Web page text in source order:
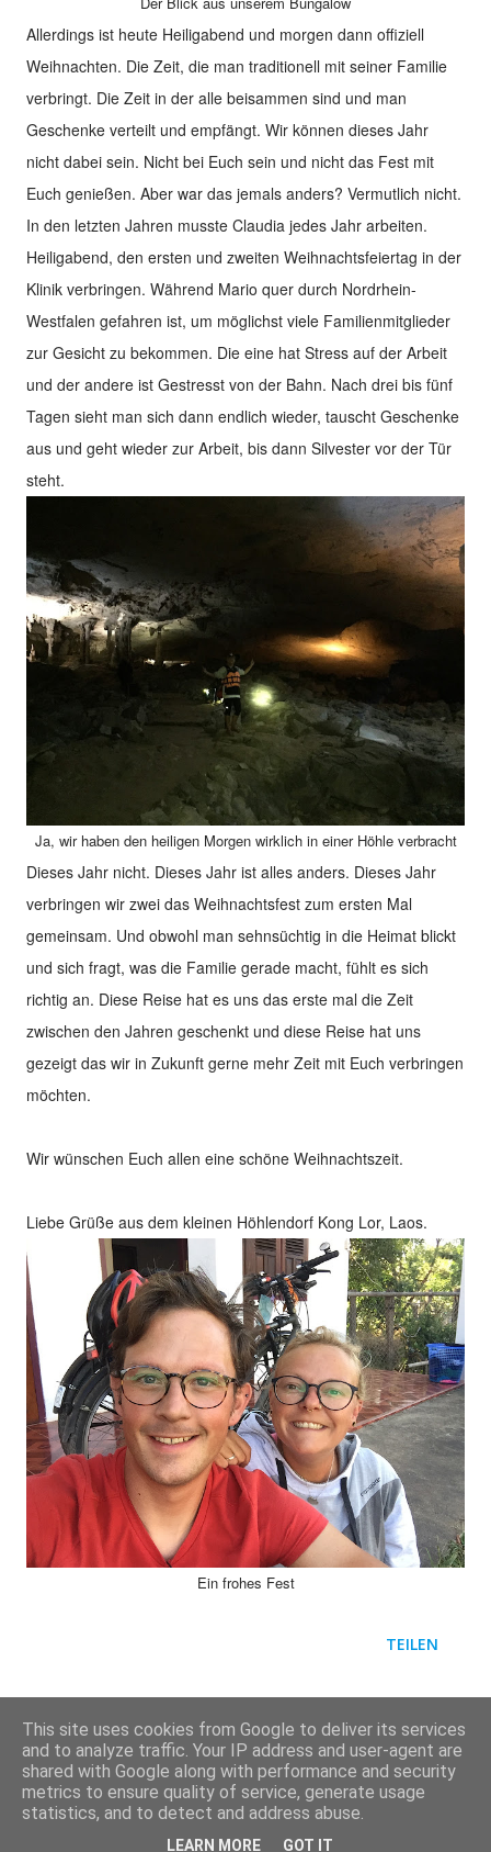
Allerdings ist heute Heiligabend und morgen dann offiziell
Weihnachten. Die Zeit, die man traditionell mit seiner Familie
verbringt. Die Zeit in der alle beisammen sind und man
Geschenke verteilt und empfängt. Wir können dieses Jahr
nicht dabei sein. Nicht bei Euch sein und nicht das Fest mit
Euch genießen. Aber war das jemals anders? Vermutlich nicht.
In den letzten Jahren musste Claudia jedes Jahr arbeiten.
Heiligabend, den ersten und zweiten Weihnachtsfeiertag in der
Klinik verbringen. Während Mario quer durch Nordrhein-
Westfalen gefahren ist, um möglichst viele Familienmitglieder
zur Gesicht zu bekommen. Die eine hat Stress auf der Arbeit
und der andere ist Gestresst von der Bahn. Nach drei bis fünf
Tagen sieht man sich dann endlich wieder, tauscht Geschenke
aus und geht wieder zur Arbeit, bis dann Silvester vor der Tür
steht.
Ja, wir haben den heiligen Morgen wirklich in einer Höhle verbracht
Dieses Jahr nicht. Dieses Jahr ist alles anders. Dieses Jahr
verbringen wir zwei das Weihnachtsfest zum ersten Mal
gemeinsam. Und obwohl man sehnsüchtig in die Heimat blickt
und sich fragt, was die Familie gerade macht, fühlt es sich
richtig an. Diese Reise hat es uns das erste mal die Zeit
zwischen den Jahren geschenkt und diese Reise hat uns
gezeigt das wir in Zukunft gerne mehr Zeit mit Euch verbringen
möchten.
Wir wünschen Euch allen eine schöne Weihnachtszeit.
Liebe Grüße aus dem kleinen Höhlendorf Kong Lor, Laos.
Ein frohes Fest
TEILEN
Powered by Blogger
This site uses cookies from Google to deliver its services
and to analyze traffic. Your IP address and user-agent are
shared with Google along with performance and security
metrics to ensure quality of service, generate usage
statistics, and to detect and address abuse.
LEARN MORE GOT IT